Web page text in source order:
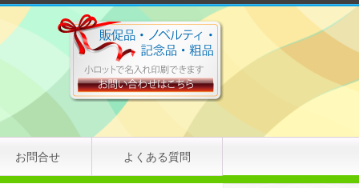
お問合せ よくある質問